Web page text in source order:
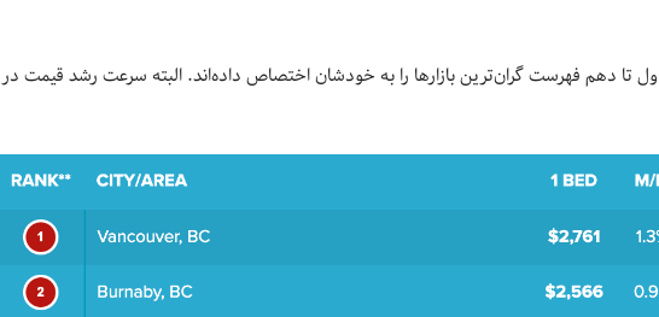
تا دهم فهرست گران‌ترین بازارها را به خودشان اختصاص داده‌اند. البته سرعت رشد قیمت در